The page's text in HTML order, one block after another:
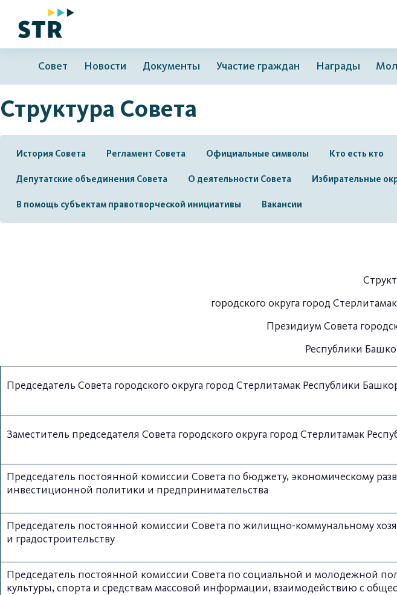
Совет Новости Документы Участие граждан Награды
Структура Совета
История Совета Регламент Совета Официальные символы Кто есть кто
Депутатские объединения Совета О деятельности Совета Избирательные
В помощь субъектам правотворческой инициативы Вакансии
городского округа город
Президиум Совета
Республики
Председатель Совета городского округа город Стерлитамак Республики
Заместитель председателя Совета городского округа город Стерлитамак
Председатель постоянной комиссии Совета по бюджету, экономическому
инвестиционной политики и предпринимательства
Председатель постоянной комиссии Совета по жилищно-коммунальному
и градостроительству
Председатель постоянной комиссии Совета по социальной и молодежной
культуры, спорта и средствам массовой информации, взаимодействию с